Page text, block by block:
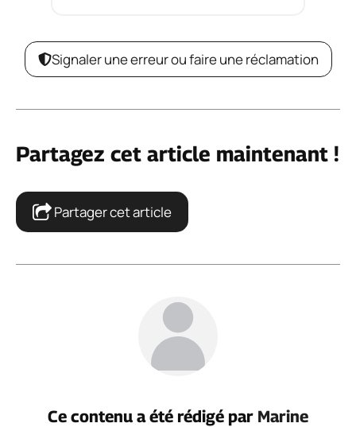
Signaler une erreur ou faire une réclamation
Partagez cet article maintenant !
Partager cet article
Ce contenu a été rédigé par Marine